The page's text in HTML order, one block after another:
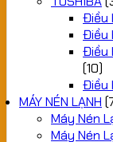
Điều
Điều
Điều
(10)
Điều
MÁY NÉN LẠNH
Máy Nén
Máy Nén